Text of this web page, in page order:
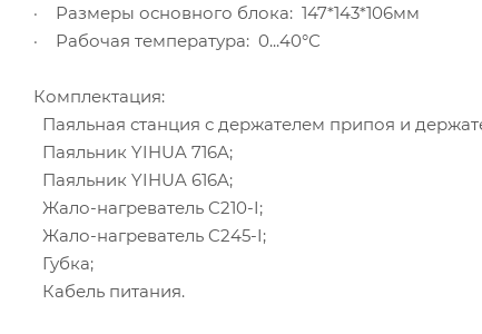
· Размеры основного блока: 147*143*106мм
· Рабочая температура: 0...40°С
Комплектация:
Паяльная станция с держателем припоя и
Паяльник YIHUA 716A;
Паяльник YIHUA 616A;
Жало-нагреватель C210-I;
Жало-нагреватель C245-I;
Губка;
Кабель питания.